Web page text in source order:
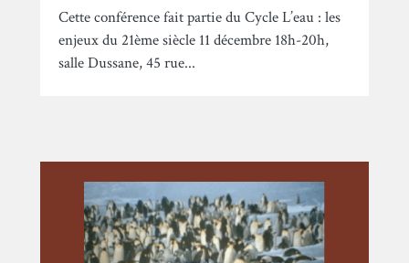
Cette conférence fait partie du Cycle L’eau : les
enjeux du 21ème siècle 11 décembre 18h-20h,
salle Dussane, 45 rue...